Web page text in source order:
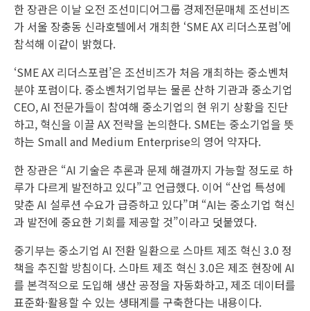
한 장관은 이날 오전 조선미디어그룹 경제전문매체 조선비즈
가 서울 장충동 신라호텔에서 개최한 ‘SME AX 리더스포럼’에
참석해 이같이 밝혔다.
‘SME AX 리더스포럼’은 조선비즈가 처음 개최하는 중소벤처
분야 포럼이다. 중소벤처기업부는 물론 산하 기관과 중소기업
CEO, AI 전문가들이 참여해 중소기업의 현 위기 상황을 진단
하고, 혁신을 이끌 AX 전략을 논의한다. SME는 중소기업을 뜻
하는 Small and Medium Enterprise의 영어 약자다.
한 장관은 “AI 기술은 추론과 문제 해결까지 가능할 정도로 하
루가 다르게 발전하고 있다”고 언급했다. 이어 “산업 특성에
맞춘 AI 설루션 수요가 급증하고 있다”며 “AI는 중소기업 혁신
과 발전에 중요한 기회를 제공할 것”이라고 덧붙였다.
중기부는 중소기업 AI 전환 일환으로 스마트 제조 혁신 3.0 정
책을 추진할 방침이다. 스마트 제조 혁신 3.0은 제조 현장에 AI
를 본격적으로 도입해 생산 공정을 자동화하고, 제조 데이터를
표준화·활용할 수 있는 생태계를 구축한다는 내용이다.